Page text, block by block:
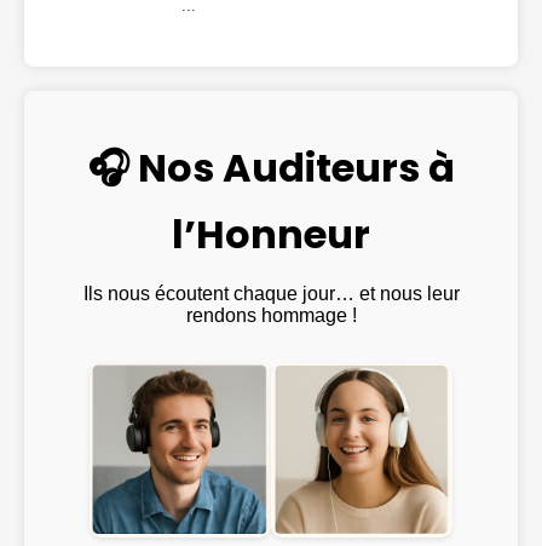
🎧 Nos Auditeurs à
l’Honneur
Ils nous écoutent chaque jour… et nous leur
rendons hommage !